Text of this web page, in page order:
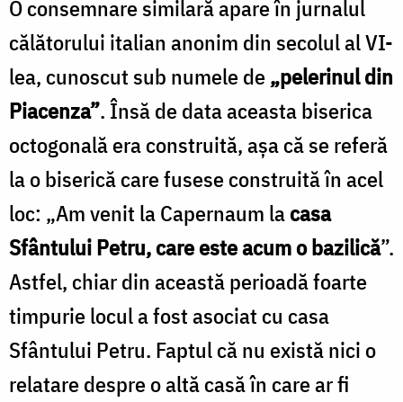
O consemnare similară apare în jurnalul
călătorului italian anonim din secolul al VI-
lea, cunoscut sub numele de„pelerinul din
Piacenza”. Însă de data aceasta biserica
octogonală era construită, așa că se referă
la o biserică care fusese construită în acel
loc: „Am venit la Capernaum lacasa
Sfântului Petru, care este acum o bazilică”.
Astfel, chiar din această perioadă foarte
timpurie locul a fost asociat cu casa
Sfântului Petru. Faptul că nu există nici o
relatare despre o altă casă în care ar fi